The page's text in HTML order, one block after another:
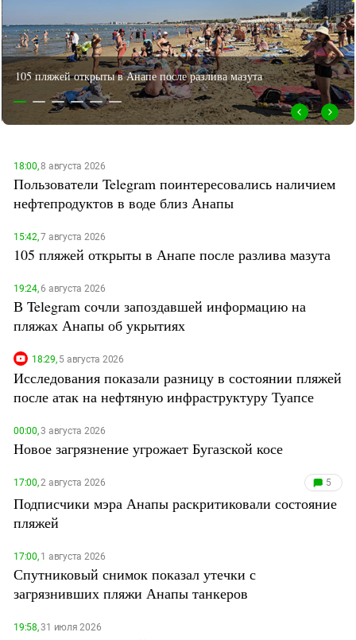
КАВКАЗ ЗА ПАЛЕСТИНУ
ИНАКОМЫСЛИЕ В ЧЕЧНЕ
ПРЕСЛЕДОВАНИЕ АКТИВИСТОВ
МОБИЛИЗАЦИЯ И ПРОТЕСТЫ
Ингушетия
Кабардино-Балкария
Калмыкия
Карачаево-Черкесия
Нагорный Карабах
Российская Федерация
Ростовская область
Северная Осетия - Алания
СКФО
Ставропольский край
Чечня
Южная Осетия
Южный Кавказ
ЮФО
105 пляжей открыты в Анапе после разлива мазута
18:00,8 августа 2026
Пользователи Telegram поинтересовались наличием
нефтепродуктов в воде близ Анапы
15:42,7 августа 2026
105 пляжей открыты в Анапе после разлива мазута
19:24,6 августа 2026
В Telegram сочли запоздавшей информацию на
пляжах Анапы об укрытиях
18:29,5 августа 2026
Исследования показали разницу в состоянии пляжей
после атак на нефтяную инфраструктуру Туапсе
00:00,3 августа 2026
Новое загрязнение угрожает Бугазской косе
17:00,2 августа 2026 5
Подписчики мэра Анапы раскритиковали состояние
пляжей
17:00,1 августа 2026
Спутниковый снимок показал утечки с
загрязнивших пляжи Анапы танкеров
19:58,31 июля 2026